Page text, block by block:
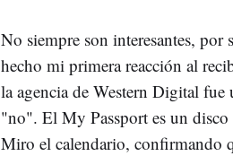
No siempre son interesantes, por
hecho mi primera reacción al
la agencia de Western Digital
"no". El My Passport es un
Miro el calendario, confirmando